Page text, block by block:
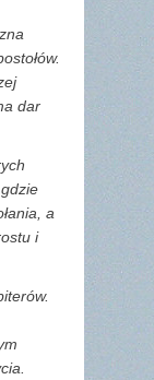
dar
a
i